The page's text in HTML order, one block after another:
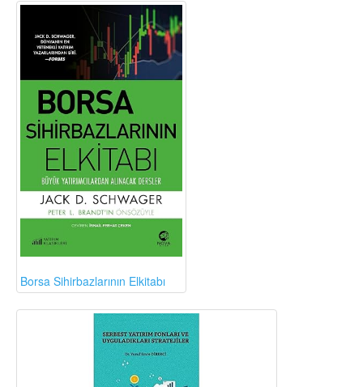
Borsa Sihirbazlarının Elkitabı